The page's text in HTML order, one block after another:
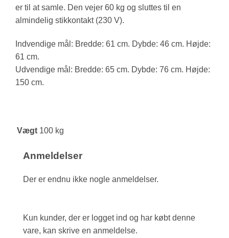
er til at samle. Den vejer 60 kg og sluttes til en
almindelig stikkontakt (230 V).
Indvendige mål: Bredde: 61 cm. Dybde: 46 cm. Højde:
61 cm.
Udvendige mål: Bredde: 65 cm. Dybde: 76 cm. Højde:
150 cm.
Vægt 100 kg
Anmeldelser
Der er endnu ikke nogle anmeldelser.
Kun kunder, der er logget ind og har købt denne
vare, kan skrive en anmeldelse.